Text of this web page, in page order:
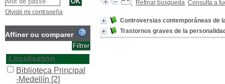
Refinar búsqueda Consulta a
Controversias contemporáneas de
Trastornos graves de la
Olvidé mi contraseña
Affiner ou comparer
Localisation
Biblioteca Principal
-Medellín [2]